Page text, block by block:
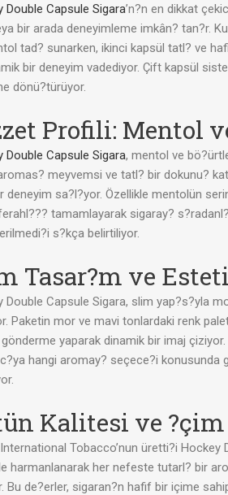
Double Capsule Sigara’n?n en dikkat
bir arada deneyimleme imkân? tan?r.
tad? sunarken, ikinci kapsül tatl? ve
bir deneyim vadediyor. Çift kapsül
dönü?türüyor.
Profili: Mentol
Double Capsule Sigara, mentol ve
meyvemsi ve tatl? bir dokunu?
deneyim sa?l?yor. Özellikle mentolün
tamamlayarak sigaray?
s?kça belirtiliyor.
Tasar?m ve
Double Capsule Sigara, slim yap?s?yla
Paketin mor ve mavi tonlardaki renk
yaparak dinamik bir imaj
hangi aromay? seçece?i konusunda
Kalitesi ve
Tobacco’nun üretti?i
harmanlanarak her nefeste tutarl? bir
Bu de?erler, sigaran?n hafif bir içime